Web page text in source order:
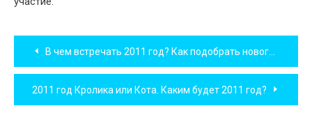
Навигация
по
записям
В чем встречать 2011 год? Как подобрать новогодний наряд?
2011 год Кролика или Кота. Каким будет 2011 год?